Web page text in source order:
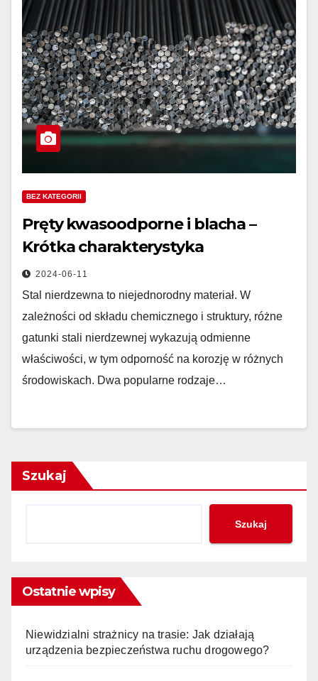
BEZ KATEGORII
Pręty kwasoodporne i blacha –
Krótka charakterystyka
2024-06-11
Stal nierdzewna to niejednorodny materiał. W
zależności od składu chemicznego i struktury, różne
gatunki stali nierdzewnej wykazują odmienne
właściwości, w tym odporność na korozję w różnych
środowiskach. Dwa popularne rodzaje…
Szukaj
Szukaj
Ostatnie wpisy
Niewidzialni strażnicy na trasie: Jak działają
urządzenia bezpieczeństwa ruchu drogowego?